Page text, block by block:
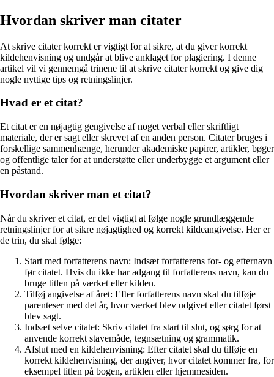
Hvordan skriver man citater
At skrive citater korrekt er vigtigt for at sikre, at du giver korrekt
kildehenvisning og undgår at blive anklaget for plagiering. I denne
artikel vil vi gennemgå trinene til at skrive citater korrekt og give dig
nogle nyttige tips og retningslinjer.
Hvad er et citat?
Et citat er en nøjagtig gengivelse af noget verbal eller skriftligt
materiale, der er sagt eller skrevet af en anden person. Citater bruges i
forskellige sammenhænge, herunder akademiske papirer, artikler, bøger
og offentlige taler for at understøtte eller underbygge et argument eller
en påstand.
Hvordan skriver man et citat?
Når du skriver et citat, er det vigtigt at følge nogle grundlæggende
retningslinjer for at sikre nøjagtighed og korrekt kildeangivelse. Her er
de trin, du skal følge:
Start med forfatterens navn: Indsæt forfatterens for- og efternavn
før citatet. Hvis du ikke har adgang til forfatterens navn, kan du
bruge titlen på værket eller kilden.
Tilføj angivelse af året: Efter forfatterens navn skal du tilføje
parenteser med det år, hvor værket blev udgivet eller citatet først
blev sagt.
Indsæt selve citatet: Skriv citatet fra start til slut, og sørg for at
anvende korrekt stavemåde, tegnsætning og grammatik.
Afslut med en kildehenvisning: Efter citatet skal du tilføje en
korrekt kildehenvisning, der angiver, hvor citatet kommer fra, for
eksempel titlen på bogen, artiklen eller hjemmesiden.